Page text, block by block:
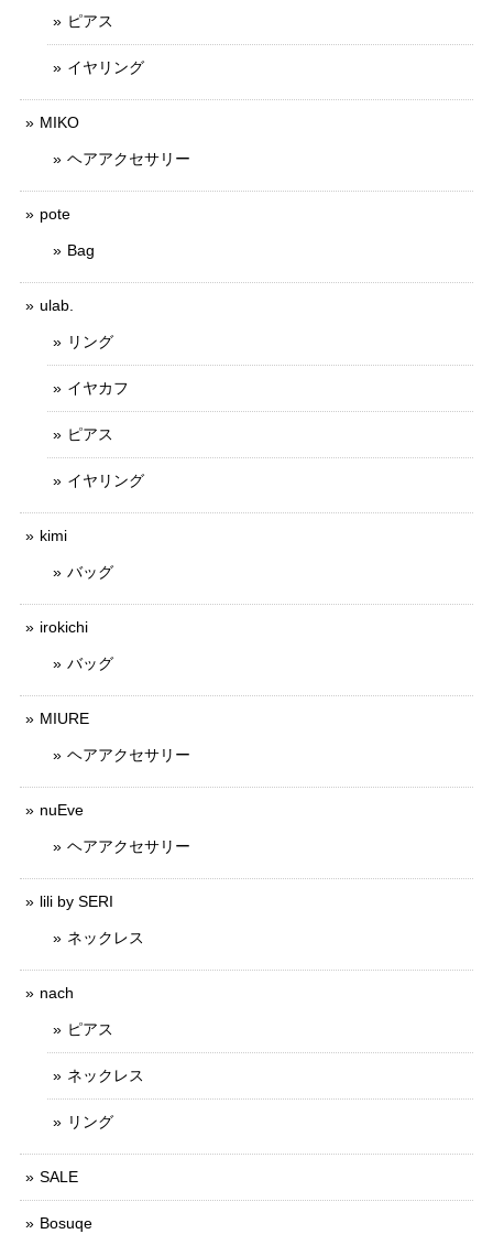
ピアス
イヤリング
MIKO
ヘアアクセサリー
pote
Bag
ulab.
リング
イヤカフ
ピアス
イヤリング
kimi
バッグ
irokichi
バッグ
MIURE
ヘアアクセサリー
nuEve
ヘアアクセサリー
lili by SERI
ネックレス
nach
ピアス
ネックレス
リング
SALE
Bosuqe